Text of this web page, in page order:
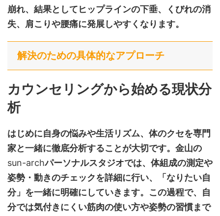
崩れ、結果としてヒップラインの下垂、くびれの消
失、肩こりや腰痛に発展しやすくなります。
解決のための具体的なアプローチ
カウンセリングから始める現状分
析
はじめに自身の悩みや生活リズム、体のクセを専門
家と一緒に徹底分析することが大切です。金山の
sun-archパーソナルスタジオでは、体組成の測定や
姿勢・動きのチェックを詳細に行い、「なりたい自
分」を一緒に明確にしていきます。この過程で、自
分では気付きにくい筋肉の使い方や姿勢の習慣まで